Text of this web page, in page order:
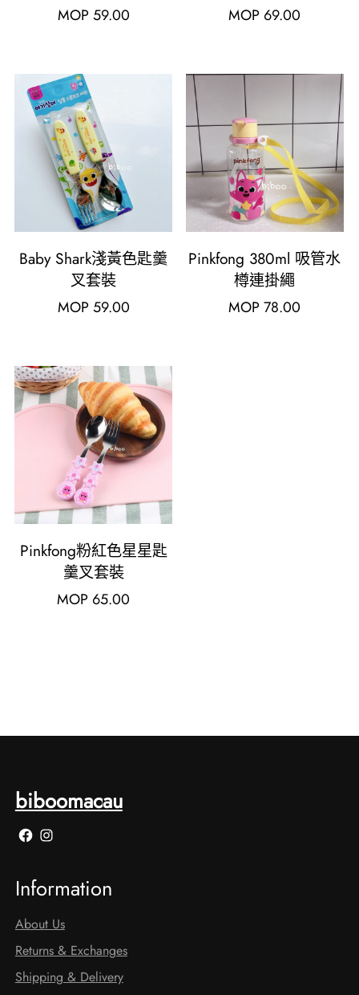
MOP 59.00 MOP 69.00
Baby Shark淺黃色匙羹
叉套裝
MOP 59.00
Pinkfong 380ml 吸管水
樽連掛繩
MOP 78.00
Pinkfong粉紅色星星匙
羹叉套裝
MOP 65.00
biboomacau
Facebook Instagram
Information
About Us
Returns & Exchanges
Shipping & Delivery